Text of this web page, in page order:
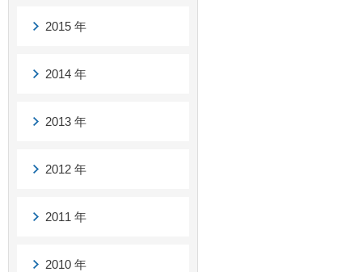
2015 年
2014 年
2013 年
2012 年
2011 年
2010 年